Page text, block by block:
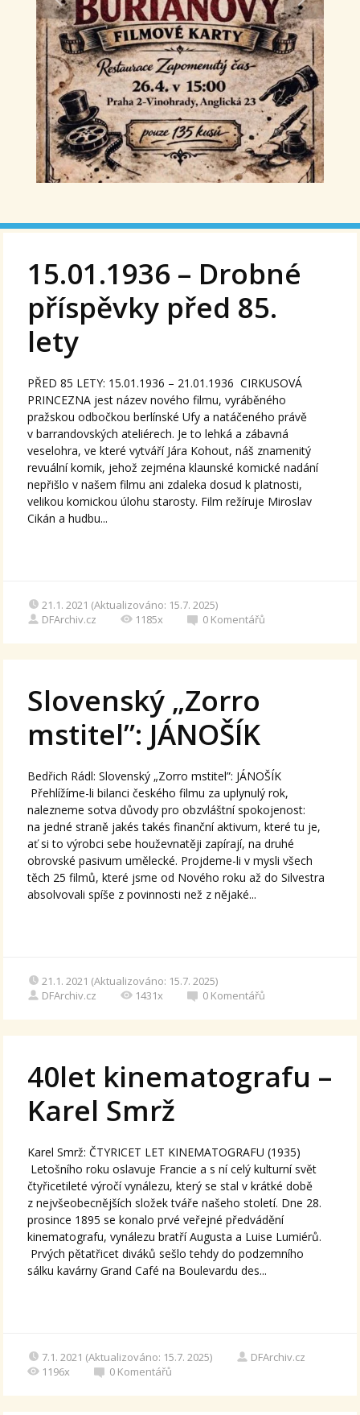
15.01.1936 – Drobné
příspěvky před 85.
lety
PŘED 85 LETY: 15.01.1936 – 21.01.1936 CIRKUSOVÁ
PRINCEZNA jest název nového filmu, vyráběného
pražskou odbočkou berlínské Ufy a natáčeného právě
v barrandovských ateliérech. Je to lehká a zábavná
veselohra, ve které vytváří Jára Kohout, náš znamenitý
revuální komik, jehož zejména klaunské komické nadání
nepřišlo v našem filmu ani zdaleka dosud k platnosti,
velikou komickou úlohu starosty. Film režíruje Miroslav
Cikán a hudbu...
21.1. 2021 (Aktualizováno: 15.7. 2025)
DFArchiv.cz
1185x 0 Komentářů
Slovenský „Zorro
mstitel”: JÁNOŠÍK
Bedřich Rádl: Slovenský „Zorro mstitel”: JÁNOŠÍK
Přehlížíme-li bilanci českého filmu za uplynulý rok,
nalezneme sotva důvody pro obzvláštní spokojenost:
na jedné straně jakés takés finanční aktivum, které tu je,
ať si to výrobci sebe houževnatěji zapírají, na druhé
obrovské pasivum umělecké. Projdeme-li v mysli všech
těch 25 filmů, které jsme od Nového roku až do Silvestra
absolvovali spíše z povinnosti než z nějaké...
21.1. 2021 (Aktualizováno: 15.7. 2025)
DFArchiv.cz
1431x 0 Komentářů
40let kinematografu –
Karel Smrž
Karel Smrž: ČTYRICET LET KINEMATOGRAFU (1935)
Letošního roku oslavuje Francie a s ní celý kulturní svět
čtyřicetileté výročí vynálezu, který se stal v krátké době
z nejvšeobecnějších složek tváře našeho století. Dne 28.
prosince 1895 se konalo prvé veřejné předvádění
kinematografu, vynálezu bratří Augusta a Luise Lumiérů.
Prvých pětatřicet diváků sešlo tehdy do podzemního
sálku kavárny Grand Café na Boulevardu des...
7.1. 2021 (Aktualizováno: 15.7. 2025)
DFArchiv.cz
1196x
0 Komentářů